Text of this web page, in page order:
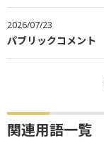
2026/07/23
パブリックコメント
関連用語一覧